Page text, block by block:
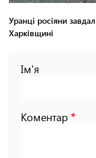
Уранці росіяни
Харківщині
Ім'я
Коментар